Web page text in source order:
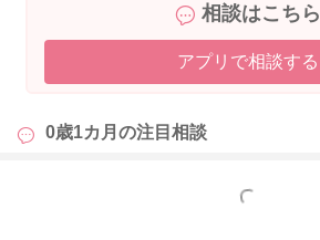
相談はこちら
アプリで相談する
0歳1カ月の注目相談
もっと見る